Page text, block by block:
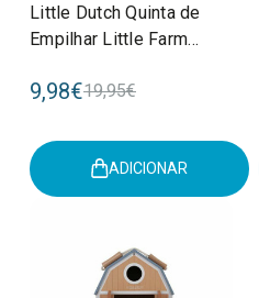
Little Dutch Quinta de
Empilhar Little Farm
9,98€19,95€
ADICIONAR